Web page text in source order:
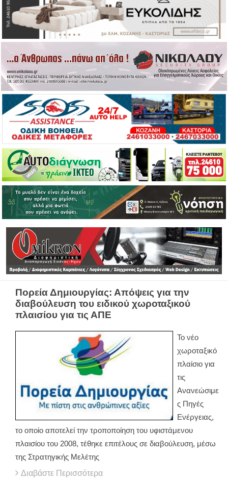
Πορεία Δημιουργίας: Απόψεις για την
διαβούλευση του ειδικού χωροταξικού
πλαισίου για τις ΑΠΕ
Το νέο
χωροταξικό
πλαίσιο για
τις
Ανανεώσιμε
ς Πηγές
Ενέργειας,
το οποίο αποτελεί την τροποποίηση του υφιστάμενου
πλαισίου του 2008, τέθηκε επιτέλους σε διαβούλευση, μέσω
της Στρατηγικής Μελέτης
Διαβάστε Περισσότερα